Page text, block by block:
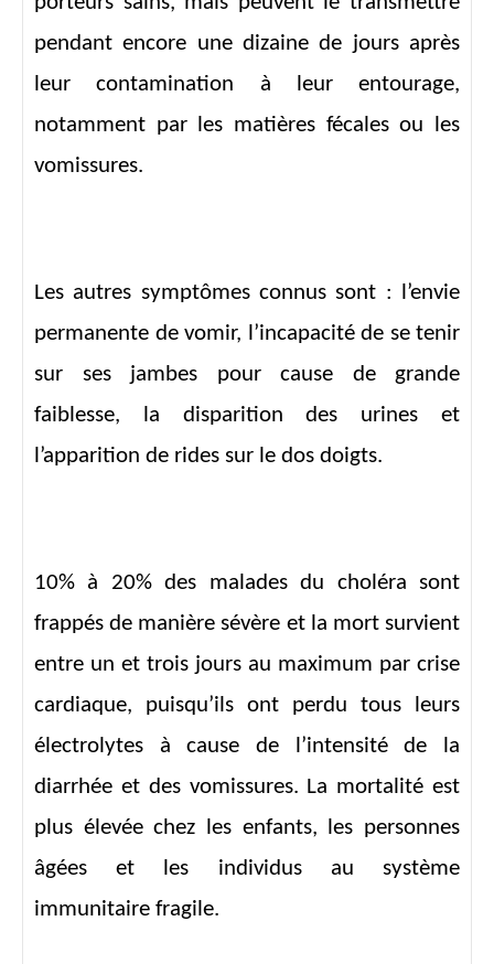
pendant encore une dizaine de jours après
leur contamination à leur entourage,
notamment par les matières fécales ou les
vomissures.
Les autres symptômes connus sont : l’envie
permanente de vomir, l’incapacité de se tenir
sur ses jambes pour cause de grande
faiblesse, la disparition des urines et
l’apparition de rides sur le dos doigts.
10% à 20% des malades du choléra sont
frappés de manière sévère et la mort survient
entre un et trois jours au maximum par crise
cardiaque, puisqu’ils ont perdu tous leurs
électrolytes à cause de l’intensité de la
diarrhée et des vomissures. La mortalité est
plus élevée chez les enfants, les personnes
âgées et les individus au système
immunitaire fragile.